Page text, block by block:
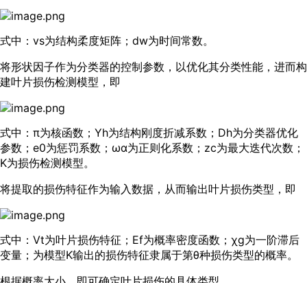
式中：vs为结构柔度矩阵；dw为时间常数。
将形状因子作为分类器的控制参数，以优化其分类性能，进而构
建叶片损伤检测模型，即
式中：π为核函数；Yh为结构刚度折减系数；Dh为分类器优化
参数；e0为惩罚系数；ωα为正则化系数；zc为最大迭代次数；
K为损伤检测模型。
将提取的损伤特征作为输入数据，从而输出叶片损伤类型，即
式中：Vt为叶片损伤特征；Ef为概率密度函数；χg为一阶滞后
变量；为模型K输出的损伤特征隶属于第θ种损伤类型的概率。